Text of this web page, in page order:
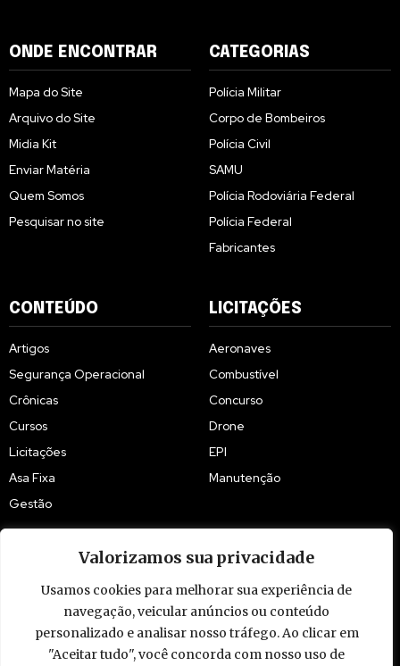
Valorizamos sua privacidade
Usamos cookies para melhorar sua experiência de
navegação, veicular anúncios ou conteúdo
personalizado e analisar nosso tráfego. Ao clicar em
"Aceitar tudo", você concorda com nosso uso de
ONDE ENCONTRAR
Mapa do Site
Arquivo do Site
Midia Kit
Enviar Matéria
Quem Somos
Pesquisar no site
CATEGORIAS
Polícia Militar
Corpo de Bombeiros
Polícia Civil
SAMU
Polícia Rodoviária Federal
Polícia Federal
Fabricantes
CONTEÚDO
Artigos
Segurança Operacional
Crônicas
Cursos
Licitações
Asa Fixa
Gestão
LICITAÇÕES
Aeronaves
Combustível
Concurso
Drone
EPI
Manutenção
© 2009 - 2026 Piloto Policial. Todos os direitos reservados. Brasil.